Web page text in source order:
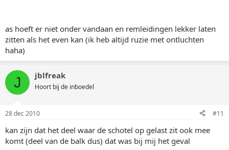
as hoeft er niet onder vandaan en remleidingen lekker laten
zitten als het even kan (ik heb altijd ruzie met ontluchten
haha)
J jblfreak
Hoort bij de inboedel
28 dec 2010 #11
kan zijn dat het deel waar de schotel op gelast zit ook mee
komt (deel van de balk dus) dat was bij mij het geval